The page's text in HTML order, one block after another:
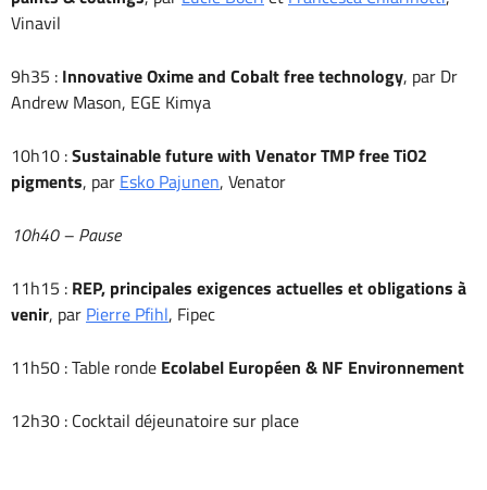
Vinavil
9h35 : Innovative Oxime and Cobalt free technology, par Dr
Andrew Mason, EGE Kimya
10h10 :Sustainable future with Venator TMP free TiO2
pigments, par Esko Pajunen, Venator
10h40 – Pause
11h15 : REP, principales exigences actuelles et obligations à
venir, par Pierre Pfihl, Fipec
11h50 : Table ronde Ecolabel Européen & NF Environnement
12h30 : Cocktail déjeunatoire sur place